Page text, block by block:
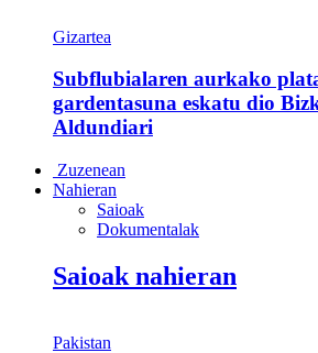
Gizartea
Subflubialaren aurkako
gardentasuna eskatu dio
Aldundiari
Zuzenean
Nahieran
Saioak
Dokumentalak
Saioak nahieran
Pakistan